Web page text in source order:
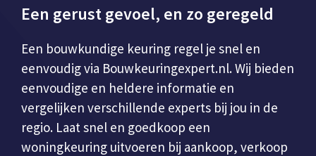
Een gerust gevoel, en zo geregeld
Een bouwkundige keuring regel je snel en
eenvoudig via Bouwkeuringexpert.nl. Wij bieden
eenvoudige en heldere informatie en
vergelijken verschillende experts bij jou in de
regio. Laat snel en goedkoop een
woningkeuring uitvoeren bij aankoop, verkoop